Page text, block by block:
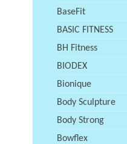
BaseFit
BASIC FITNESS
BH Fitness
BIODEX
Bionique
Body Sculpture
Body Strong
Bowflex